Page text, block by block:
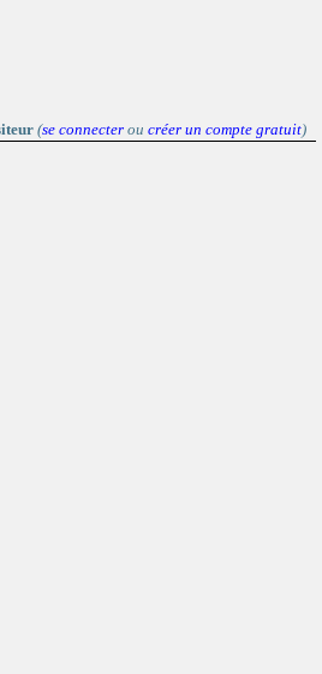
(se connecterou créer un compte gratuit)